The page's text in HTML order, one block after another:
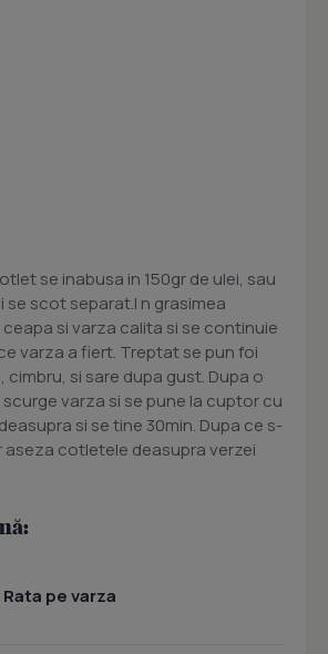
se inabusa in 150gr de ulei, sau
se scot separat.I n grasimea
si varza calita si se continuie
varza a fiert. Treptat se pun foi
cimbru, si sare dupa gust. Dupa o
varza si se pune la cuptor cu
si se tine 30min. Dupa ce s-
aseza cotletele deasupra verzei
Rata pe varza